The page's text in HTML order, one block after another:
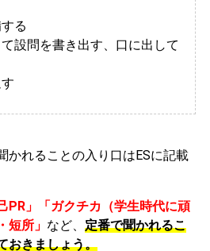
る
設問を書き出す、口に出して
かれることの入り口はESに記載
PR」「ガクチカ（学生時代に頑
短所」 など、 定番で聞かれるこ
おきましょう。